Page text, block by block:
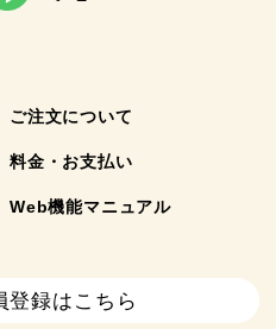
ご注文について
料金・お支払い
Web機能マニュアル
登録はこちら